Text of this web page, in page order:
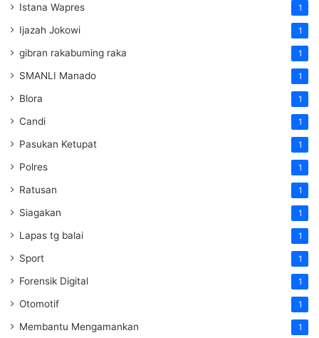
Istana Wapres 1
Ijazah Jokowi 1
gibran rakabuming raka 1
SMANLI Manado 1
Blora 1
Candi 1
Pasukan Ketupat 1
Polres 1
Ratusan 1
Siagakan 1
Lapas tg balai 1
Sport 1
Forensik Digital 1
Otomotif 1
Membantu Mengamankan 1